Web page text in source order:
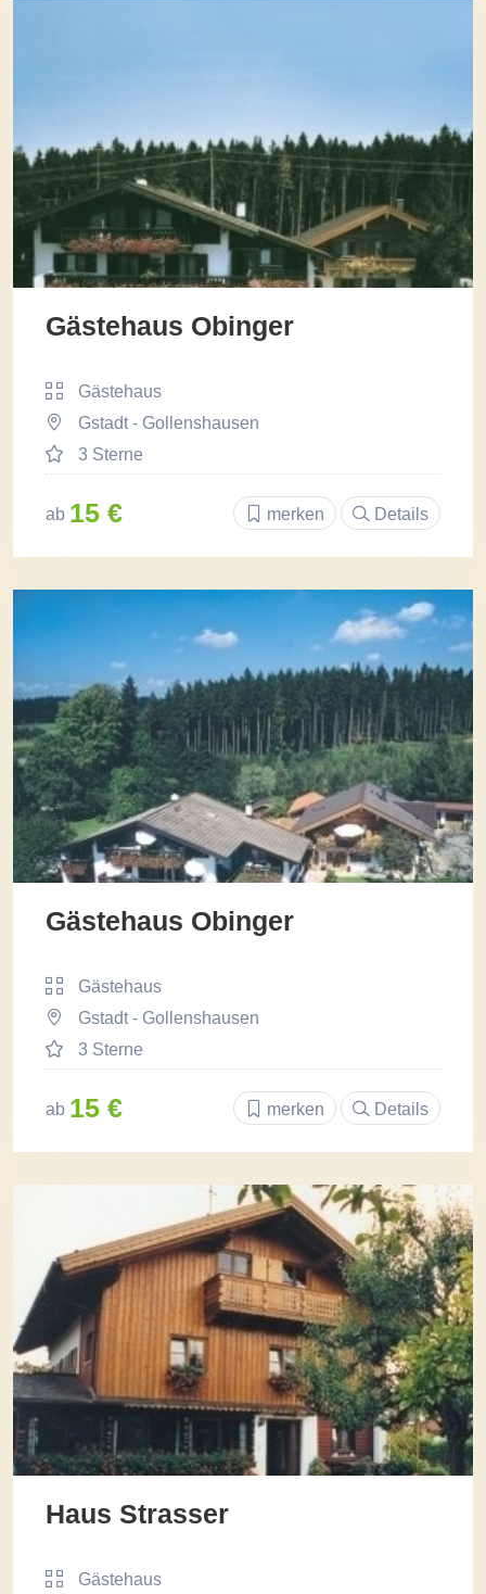
Gästehaus Obinger
Gästehaus
Gstadt - Gollenshausen
3 Sterne
ab 15 € merken Details
Gästehaus Obinger
Gästehaus
Gstadt - Gollenshausen
3 Sterne
ab 15 € merken Details
Haus Strasser
Gästehaus